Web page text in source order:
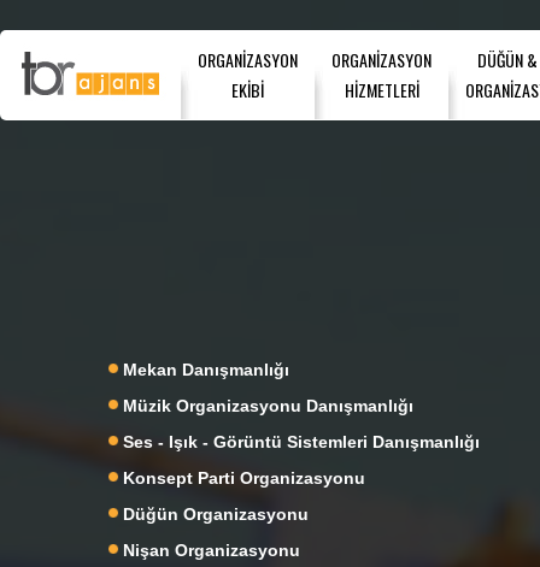
ORGANİZASYON
EKİBİ
ORGANİZASYON
HİZMETLERİ
DÜĞÜN
Mekan Danışmanlığı
Müzik Organizasyonu Danışmanlığı
Ses - Işık - Görüntü Sistemleri Danışmanlığı
Konsept Parti Organizasyonu
Düğün Organizasyonu
Nişan Organizasyonu